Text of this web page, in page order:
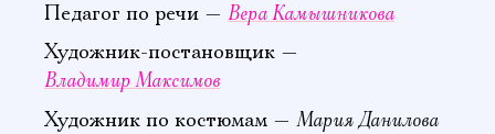
Педагог по речи — Вера Камышникова
Художник-постановщик —
Владимир Максимов
Художник по костюмам — Мария Данилова